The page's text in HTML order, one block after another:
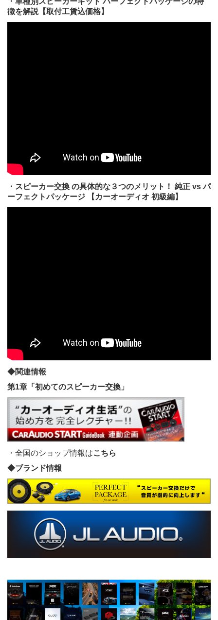
徴を解説【取付工賃込価格】
・スピーカー交換 の具体的な３つのメリット！ 純正 vs パ
ーフェクトパッケージ 【カーオーディオ 初級編】
◆関連情報
第1章「初めてのスピーカー交換」
・全国のショップ情報はこちら
◆ブランド情報